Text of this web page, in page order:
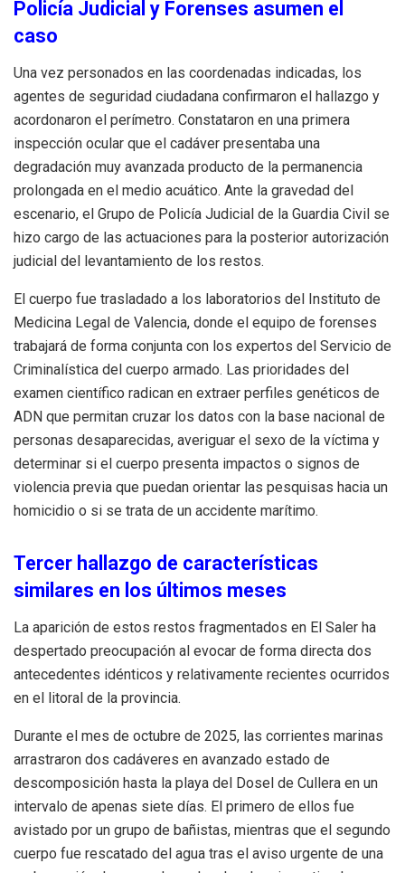
Policía Judicial y Forenses asumen el
caso
Una vez personados en las coordenadas indicadas, los
agentes de seguridad ciudadana confirmaron el hallazgo y
acordonaron el perímetro. Constataron en una primera
inspección ocular que el cadáver presentaba una
degradación muy avanzada producto de la permanencia
prolongada en el medio acuático. Ante la gravedad del
escenario, el Grupo de Policía Judicial de la Guardia Civil se
hizo cargo de las actuaciones para la posterior autorización
judicial del levantamiento de los restos.
El cuerpo fue trasladado a los laboratorios del Instituto de
Medicina Legal de Valencia, donde el equipo de forenses
trabajará de forma conjunta con los expertos del Servicio de
Criminalística del cuerpo armado. Las prioridades del
examen científico radican en extraer perfiles genéticos de
ADN que permitan cruzar los datos con la base nacional de
personas desaparecidas, averiguar el sexo de la víctima y
determinar si el cuerpo presenta impactos o signos de
violencia previa que puedan orientar las pesquisas hacia un
homicidio o si se trata de un accidente marítimo.
Tercer hallazgo de características
similares en los últimos meses
La aparición de estos restos fragmentados en El Saler ha
despertado preocupación al evocar de forma directa dos
antecedentes idénticos y relativamente recientes ocurridos
en el litoral de la provincia.
Durante el mes de octubre de 2025, las corrientes marinas
arrastraron dos cadáveres en avanzado estado de
descomposición hasta la playa del Dosel de Cullera en un
intervalo de apenas siete días. El primero de ellos fue
avistado por un grupo de bañistas, mientras que el segundo
cuerpo fue rescatado del agua tras el aviso urgente de una